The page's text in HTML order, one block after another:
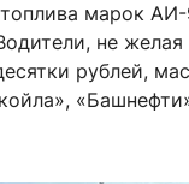
топлива марок
не желая
рублей,